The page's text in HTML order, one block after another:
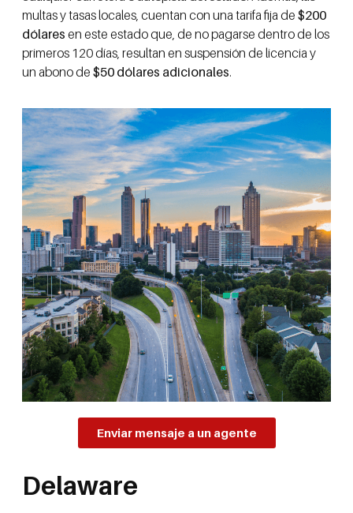
multas y tasas locales, cuentan con una tarifa fija de $200
dólares en este estado que, de no pagarse dentro de los
primeros 120 días, resultan en suspensión de licencia y
un abono de $50 dólares adicionales.
Enviar mensaje a un agente
Delaware